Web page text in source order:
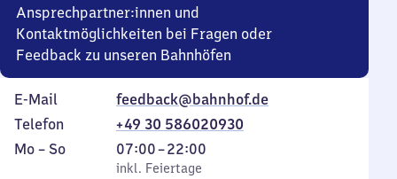
Ansprechpartner:innen und
Kontaktmöglichkeiten bei Fragen oder
Feedback zu unseren Bahnhöfen
E-Mail
feedback@bahnhof.de
Telefon
+49 30 586020930
Montag
Mo – So,
inkl. Feiertage
07:00–22:00
Von
7
inkl. Feiertage